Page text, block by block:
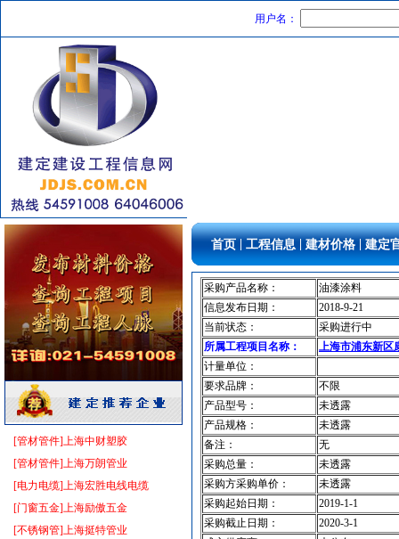
用户名：
[管材管件]上海中财塑胶
[管材管件]上海万朗管业
[电力电缆]上海宏胜电线电缆
[门窗五金]上海励傲五金
[不锈钢管]上海挺特管业
空调设备 [采购中]
稳压泵 [采购中]
抛光耐磨砖 [采购中]
卫浴洁具 [采购中]
灰砂砖 [采购中]
卫浴洁具 [采购中]
外墙装饰 [采购中]
变压器 [采购中]
室内给排水 [采购中]
开关 [采购中]
外墙装饰 [采购中]
卫浴洁具
[采购中]
门窗玻璃 [采购中]
筒灯 [采购中]
稳压泵 [采购中]
发电机
[采购中]
防火隔热 [采购中]
防水防腐 [采购中]
油漆涂料 [采购中]
仪器仪表 [采购中]
清洁式排风 [采购中]
保温隔音材料 [采购中]
首页 工程信息 建材价格 建定
采购产品名称：
油漆涂料
信息发布日期：
2018-9-21
当前状态：
采购进行中
所属工程项目名称：
上海市浦东新区
计量单位：
要求品牌：
不限
产品型号：
未透露
产品规格：
未透露
备注：
无
采购总量：
未透露
采购方采购单价：
未透露
采购起始日期：
2019-1-1
采购截止日期：
2020-3-1